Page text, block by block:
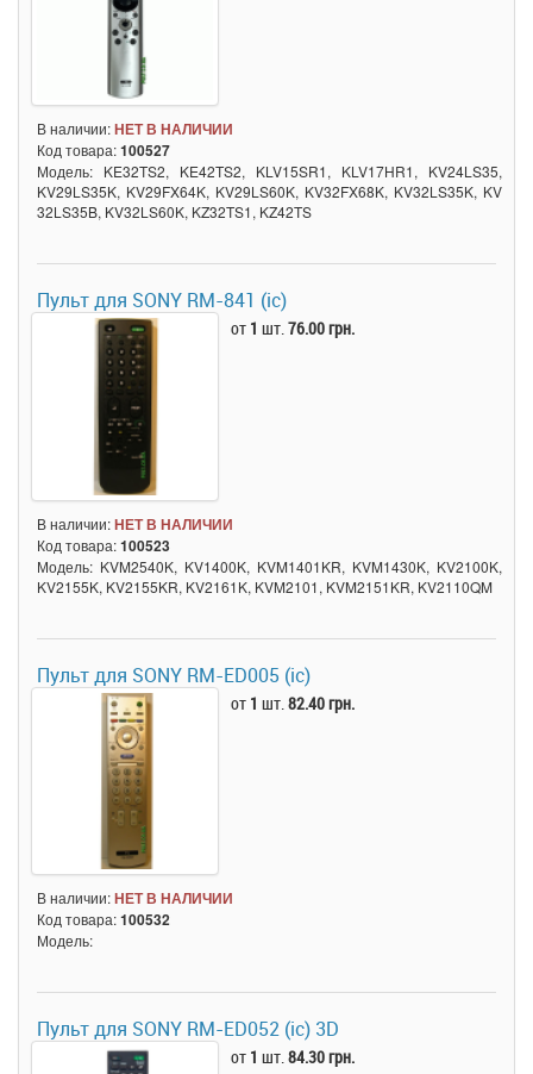
В наличии:НЕТ В НАЛИЧИИ
Код товара:100527
Модель: KE32TS2, KE42TS2, KLV15SR1, KLV17HR1, KV24LS35,
KV29LS35K, KV29FX64K, KV29LS60K, KV32FX68K, KV32LS35K, KV
32LS35B, KV32LS60K, KZ32TS1, KZ42TS
Пульт для SONY RM-841 (ic)
от 1 шт.76.00 грн.
В наличии:НЕТ В НАЛИЧИИ
Код товара:100523
Модель: KVM2540K, KV1400K, KVM1401KR, KVM1430K, KV2100K,
KV2155K, KV2155KR, KV2161K, KVM2101, KVM2151KR, KV2110QM
Пульт для SONY RM-ED005 (ic)
от 1 шт.82.40 грн.
В наличии:НЕТ В НАЛИЧИИ
Код товара:100532
Модель:
Пульт для SONY RM-ED052 (ic) 3D
от 1 шт.84.30 грн.